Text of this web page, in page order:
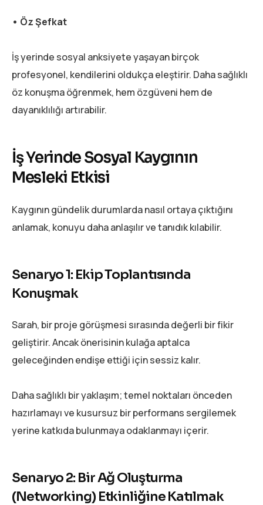
• Öz Şefkat
İş yerinde sosyal anksiyete yaşayan birçok
profesyonel, kendilerini oldukça eleştirir. Daha sağlıklı
öz konuşma öğrenmek, hem özgüveni hem de
dayanıklılığı artırabilir.
İş Yerinde Sosyal Kaygının
Mesleki Etkisi
Kaygının gündelik durumlarda nasıl ortaya çıktığını
anlamak, konuyu daha anlaşılır ve tanıdık kılabilir.
Senaryo 1: Ekip Toplantısında
Konuşmak
Sarah, bir proje görüşmesi sırasında değerli bir fikir
geliştirir. Ancak önerisinin kulağa aptalca
geleceğinden endişe ettiği için sessiz kalır.
Daha sağlıklı bir yaklaşım; temel noktaları önceden
hazırlamayı ve kusursuz bir performans sergilemek
yerine katkıda bulunmaya odaklanmayı içerir.
Senaryo 2: Bir Ağ Oluşturma
(Networking) Etkinliğine Katılmak